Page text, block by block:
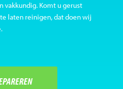
vakkundig. Komt u gerust
laten reinigen, dat doen wij